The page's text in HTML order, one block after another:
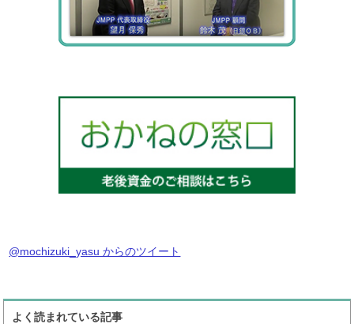
@mochizuki_yasu からのツイート
よく読まれている記事